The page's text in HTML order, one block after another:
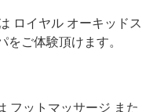
ロイヤル オーキッドス
ご体験頂けます。
フットマッサージ また